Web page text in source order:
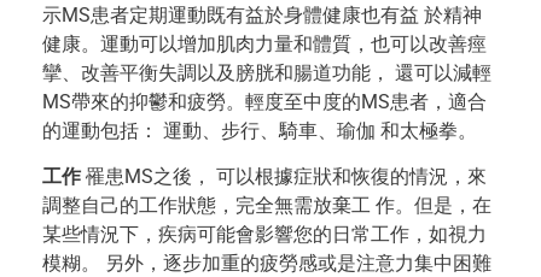
示MS患者定期運動既有益於身體健康也有益 於精神
健康。運動可以增加肌肉力量和體質，也可以改善痙
攣、改善平衡失調以及膀胱和腸道功能， 還可以減輕
MS帶來的抑鬱和疲勞。輕度至中度的MS患者，適合
的運動包括： 運動、步行、騎車、瑜伽 和太極拳。
工作 罹患MS之後， 可以根據症狀和恢復的情況，來
調整自己的工作狀態，完全無需放棄工 作。但是，在
某些情況下，疾病可能會影響您的日常工作，如視力
模糊。 另外，逐步加重的疲勞感或是注意力集中困難